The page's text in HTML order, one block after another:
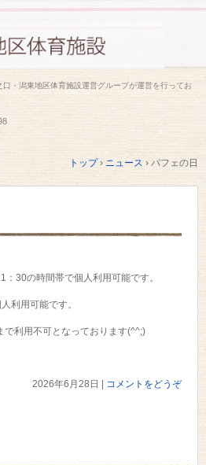
・潟東地区体育施設運営グループが運営を行ってお
トップ › ニュース › パフェの日
30の時間帯で個人利用可能です。
利用可能です。
で利用不可となっております(^^;)
2026年6月28日
コメントをどうぞ